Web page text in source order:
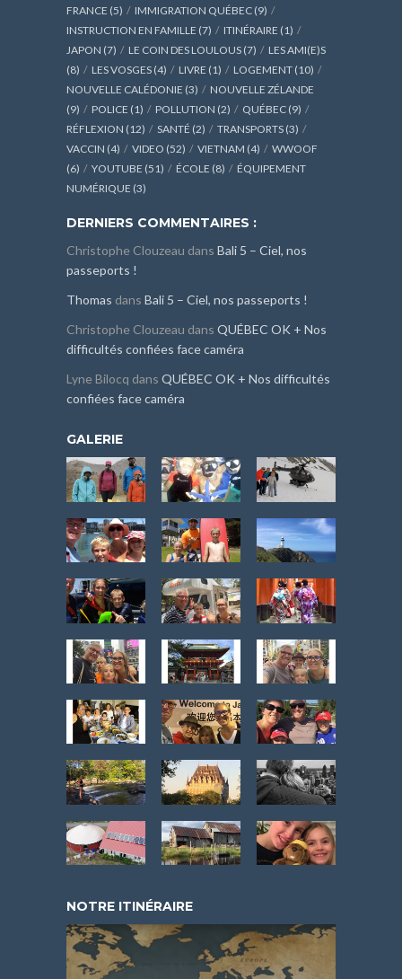
FRANCE (5) IMMIGRATION QUÉBEC (9)
INSTRUCTION EN FAMILLE (7) ITINÉRAIRE (1)
JAPON (7) LE COIN DES LOULOUS (7)
LES AMI(E)S
(8)
LES VOSGES (4) LIVRE (1) LOGEMENT (10)
NOUVELLE CALÉDONIE (3)
NOUVELLE ZÉLANDE
(9)
POLICE (1) POLLUTION (2) QUÉBEC (9)
RÉFLEXION (12) SANTÉ (2) TRANSPORTS (3)
VACCIN (4) VIDEO (52) VIETNAM (4)
WWOOF
(6)
YOUTUBE (51) ÉCOLE (8)
ÉQUIPEMENT
NUMÉRIQUE (3)
DERNIERS COMMENTAIRES :
Christophe Clouzeau dans Bali 5 – Ciel, nos
passeports !
Thomas dans Bali 5 – Ciel, nos passeports !
Christophe Clouzeau dans QUÉBEC OK + Nos
difficultés confiées face caméra
Lyne Bilocq dans QUÉBEC OK + Nos difficultés
confiées face caméra
GALERIE
NOTRE ITINÉRAIRE